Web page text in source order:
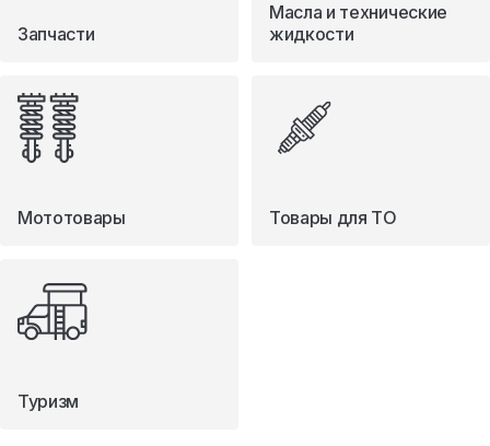
Запчасти
Масла и технические
жидкости
Мототовары Товары для ТО
Туризм